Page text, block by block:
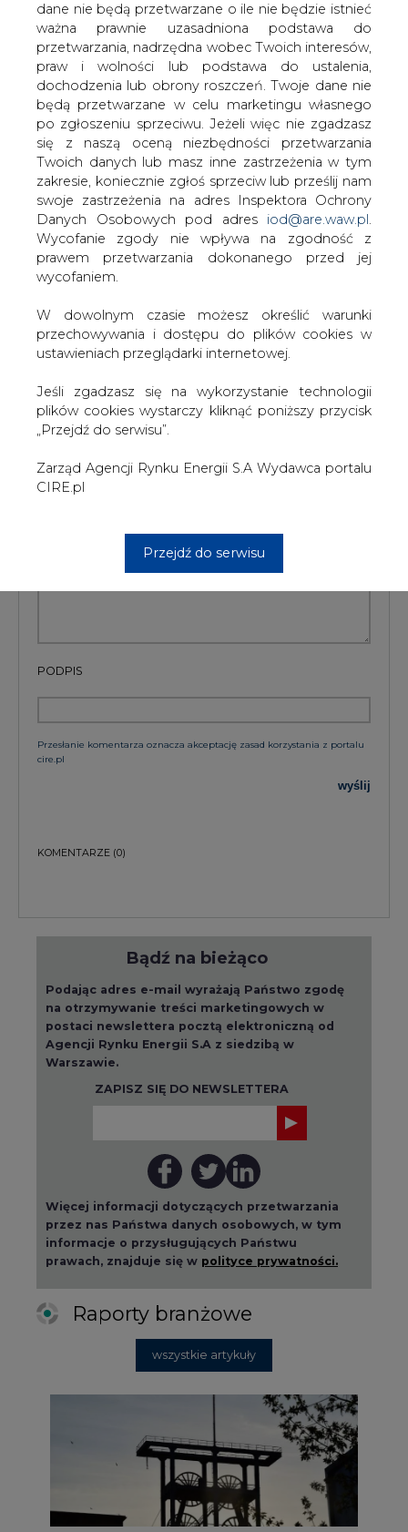
dane nie będą przetwarzane o ile nie będzie istnieć
ważna prawnie uzasadniona podstawa do
przetwarzania, nadrzędna wobec Twoich interesów,
praw i wolności lub podstawa do ustalenia,
dochodzenia lub obrony roszczeń. Twoje dane nie
będą przetwarzane w celu marketingu własnego
po zgłoszeniu sprzeciwu. Jeżeli więc nie zgadzasz
się z naszą oceną niezbędności przetwarzania
Twoich danych lub masz inne zastrzeżenia w tym
zakresie, koniecznie zgłoś sprzeciw lub prześlij nam
swoje zastrzeżenia na adres Inspektora Ochrony
Danych Osobowych pod adres iod@are.waw.pl.
Wycofanie zgody nie wpływa na zgodność z
prawem przetwarzania dokonanego przed jej
wycofaniem.
W dowolnym czasie możesz określić warunki
przechowywania i dostępu do plików cookies w
ustawieniach przeglądarki internetowej.
Jeśli zgadzasz się na wykorzystanie technologii
plików cookies wystarczy kliknąć poniższy przycisk
„Przejdź do serwisu”.
Zarząd Agencji Rynku Energii S.A Wydawca portalu
CIRE.pl
Przejdź do serwisu
FVH jest włoską firmą rodzinną o rocznych dochodach
wysokości 350 mln EUR. Oprócz rynku stoczniowego
obecna jest w sektorze rybołówstwa, branży spożywczej i
transportu kolejowego.
Włosi mają objąć 20 proc. podwyższonego kapitału.
Paweł Brzezicki, prezes Agencji Rozwoju Przemysłu,
akcjonariusza SG, mówi, że decyzja o wprowadzeniu
nowego inwestora do spółki może zostać podjęta po
analizach przez radę nadzorczą za kilka tygodni.
#Gazownictwo #kraj
Artykuł powstał bez wsparcia narzędzi sztucznej inteligencji.
szkoleń treningowych LLM.
KOMENTARZE
TREŚĆ KOMENTARZA
Przesłanie komentarza oznacza akceptację zasad korzystania z portalu
Podając adres e-mail wyrażają Państwo zgodę
na otrzymywanie treści marketingowych w
postaci newslettera pocztą elektroniczną od
Agencji Rynku Energii S.A z siedzibą w
Warszawie.
ZAPISZ SIĘ DO NEWSLETTERA
Więcej informacji dotyczących przetwarzania
przez nas Państwa danych osobowych, w tym
informacje o przysługujących Państwu
prawach, znajduje się w polityce prywatności.
Raporty branżowe
2026-08-01 14:30
Czy na Górnym Śląsku będzie "życie
po węglu"? (raport)